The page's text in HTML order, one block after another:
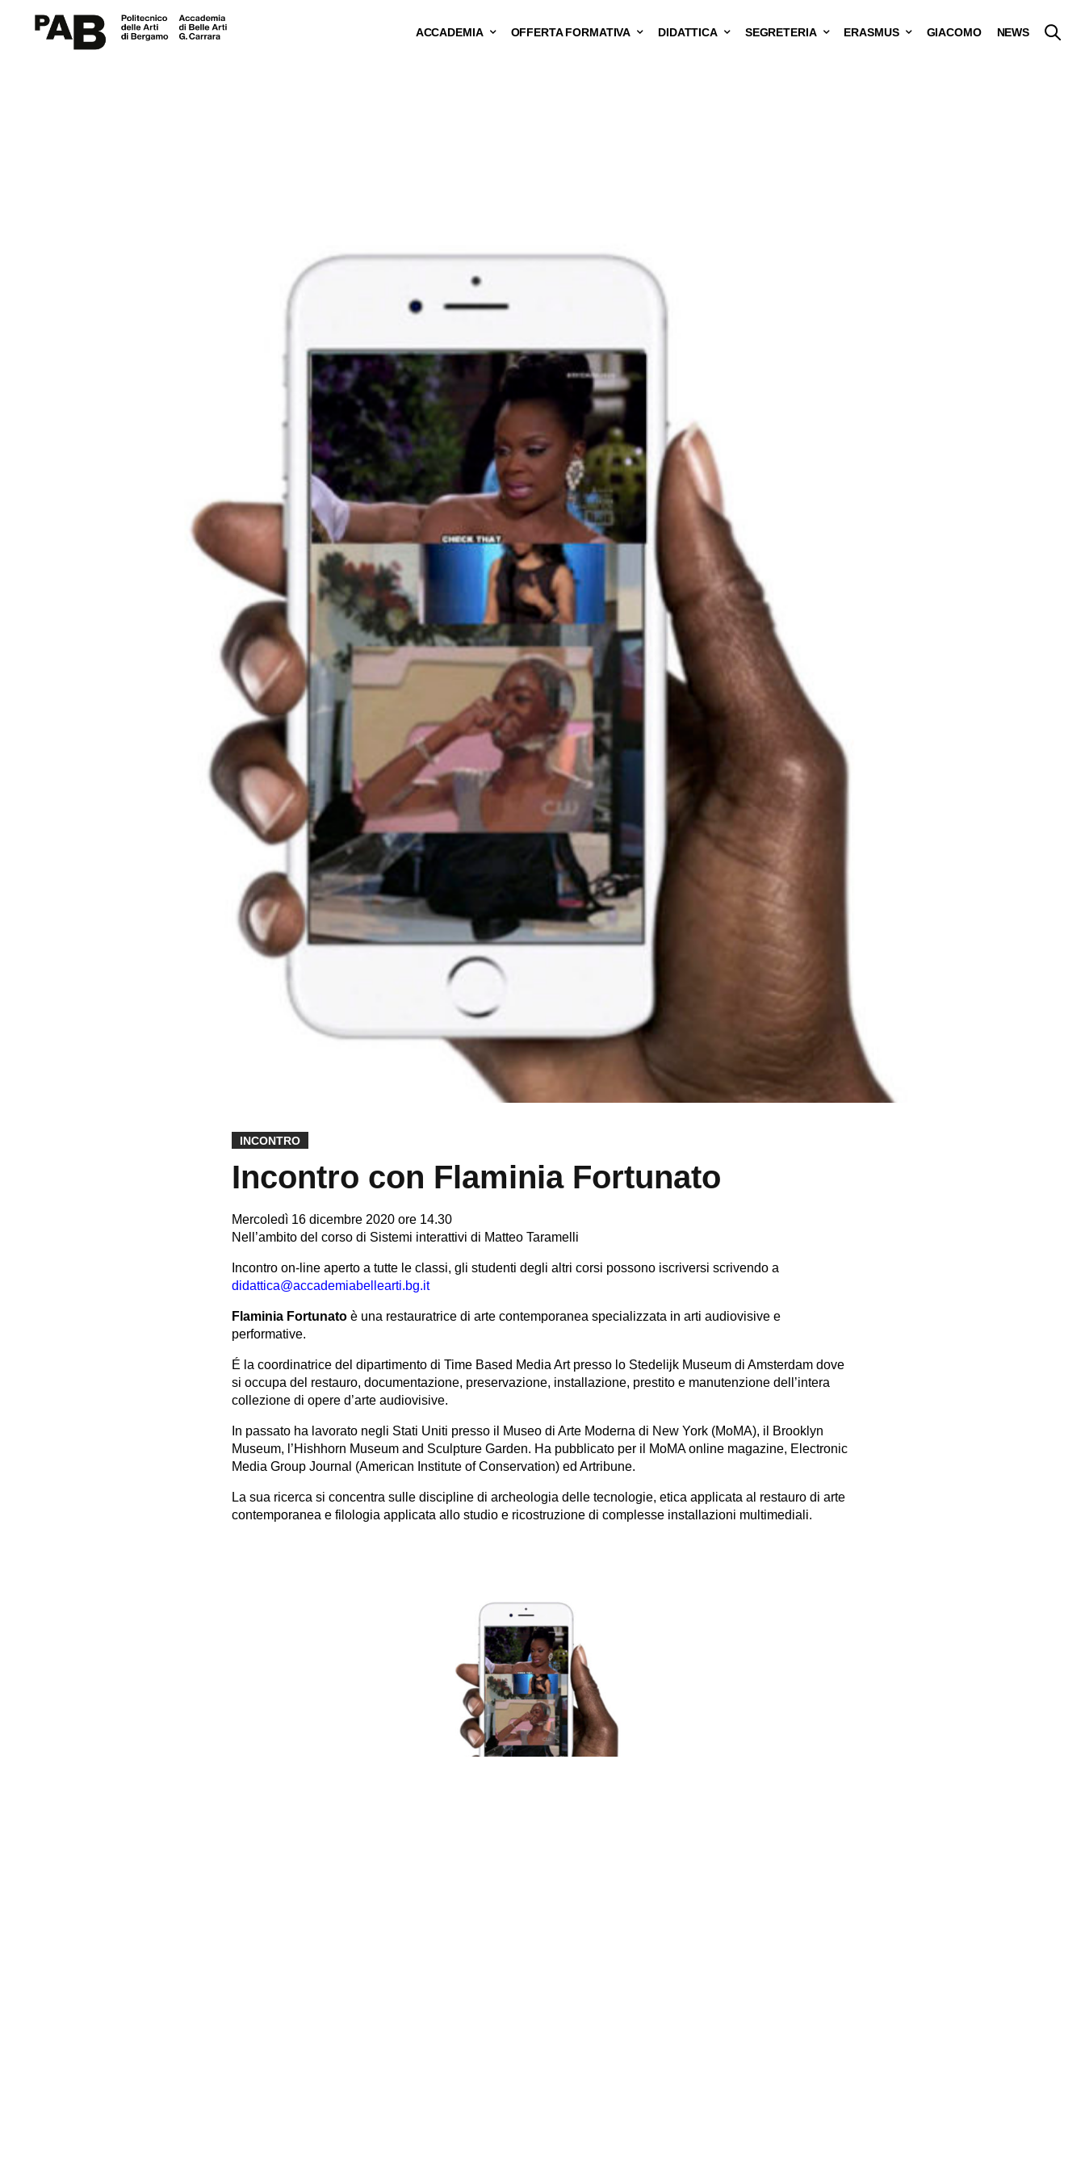
ACCADEMIA OFFERTA FORMATIVA DIDATTICA SEGRETERIA ERASMUS GIACOMO NEWS
INCONTRO
Incontro con Flaminia Fortunato
Mercoledì 16 dicembre 2020 ore 14.30
Nell’ambito del corso di Sistemi interattivi di Matteo Taramelli
Incontro on-line aperto a tutte le classi, gli studenti degli altri corsi possono iscriversi scrivendo a
didattica@accademiabellearti.bg.it
Flaminia Fortunato è una restauratrice di arte contemporanea specializzata in arti audiovisive e
performative.
É la coordinatrice del dipartimento di Time Based Media Art presso lo Stedelijk Museum di Amsterdam dove
si occupa del restauro, documentazione, preservazione, installazione, prestito e manutenzione dell’intera
collezione di opere d’arte audiovisive.
In passato ha lavorato negli Stati Uniti presso il Museo di Arte Moderna di New York (MoMA), il Brooklyn
Museum, l’Hishhorn Museum and Sculpture Garden. Ha pubblicato per il MoMA online magazine, Electronic
Media Group Journal (American Institute of Conservation) ed Artribune.
La sua ricerca si concentra sulle discipline di archeologia delle tecnologie, etica applicata al restauro di arte
contemporanea e filologia applicata allo studio e ricostruzione di complesse installazioni multimediali.